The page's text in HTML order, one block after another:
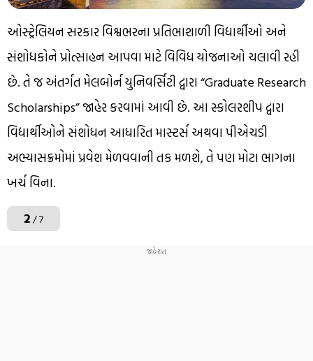
ઓસ્ટ્રેલિયન સરકાર વિશ્વભરના પ્રતિભાશાળી વિદ્યાર્થીઓ અને
સંશોધકોને પ્રોત્સાહન આપવા માટે વિવિધ યોજનાઓ ચલાવી રહી
છે. તે જ અંતર્ગત મેલબોર્ન યુનિવર્સિટી દ્વારા “Graduate Research
Scholarships” જાહેર કરવામાં આવી છે. આ સ્કોલરશીપ દ્વારા
વિદ્યાર્થીઓને સંશોધન આધારિત માસ્ટર્સ અથવા પીએચડી
અભ્યાસક્રમોમાં પ્રવેશ મેળવવાની તક મળશે, તે પણ મોટા ભાગના
ખર્ચ વિના.
2/ 7